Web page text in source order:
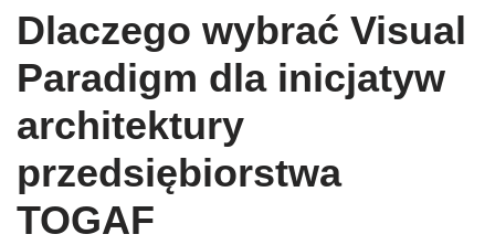
Dlaczego wybrać Visual
Paradigm dla inicjatyw
architektury
przedsiębiorstwa
TOGAF